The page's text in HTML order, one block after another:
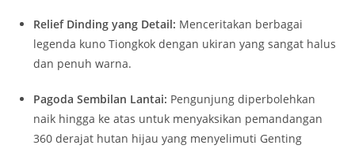
Relief Dinding yang Detail: Menceritakan berbagai
legenda kuno Tiongkok dengan ukiran yang sangat halus
dan penuh warna.
Pagoda Sembilan Lantai: Pengunjung diperbolehkan
naik hingga ke atas untuk menyaksikan pemandangan
360 derajat hutan hijau yang menyelimuti Genting